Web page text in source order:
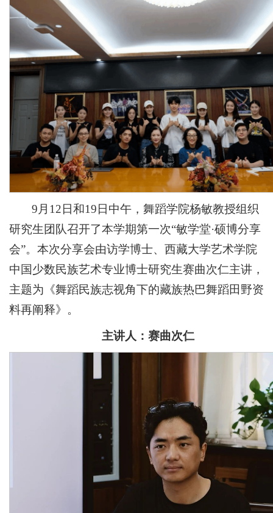
9月12日和19日中午，舞蹈学院杨敏教授组织
研究生团队召开了本学期第一次“敏学堂·硕博分享
会”。本次分享会由访学博士、西藏大学艺术学院
中国少数民族艺术专业博士研究生赛曲次仁主讲，
主题为《舞蹈民族志视角下的藏族热巴舞蹈田野资
料再阐释》。
主讲人：赛曲次仁